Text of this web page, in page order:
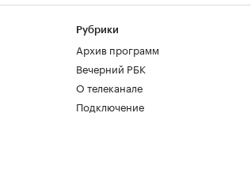
Рубрики
Архив программ
Вечерний РБК
О телеканале
Подключение